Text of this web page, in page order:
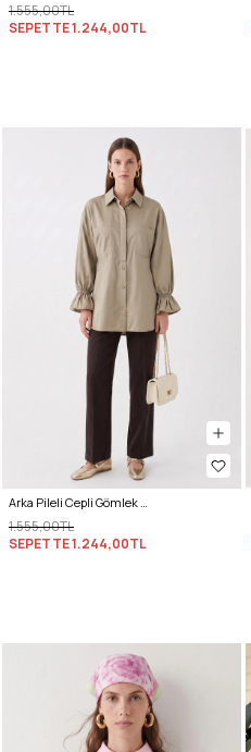
1.555,00TL
SEPETTE1.244,00TL
1.555,00TL
SEPETTE1.244,00TL